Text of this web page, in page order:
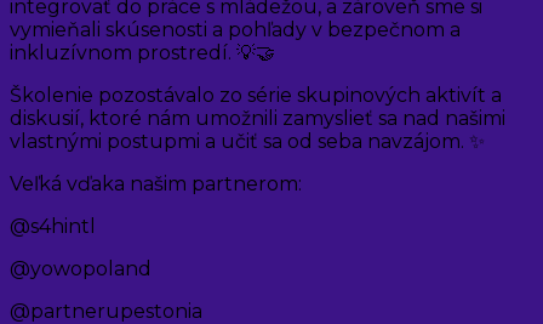
integrovať do práce s mládežou, a zároveň sme si
vymieňali skúsenosti a pohľady v bezpečnom a
inkluzívnom prostredí. 💡🤝
Školenie pozostávalo zo série skupinových aktivít a
diskusií, ktoré nám umožnili zamyslieť sa nad našimi
vlastnými postupmi a učiť sa od seba navzájom. ✨
Veľká vďaka našim partnerom:
@s4hintl
@yowopoland
@partnerupestonia